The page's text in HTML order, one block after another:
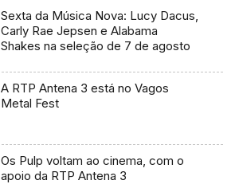
Sexta da Música Nova: Lucy Dacus,
Carly Rae Jepsen e Alabama
Shakes na seleção de 7 de agosto
A RTP Antena 3 está no Vagos
Metal Fest
Os Pulp voltam ao cinema, com o
apoio da RTP Antena 3